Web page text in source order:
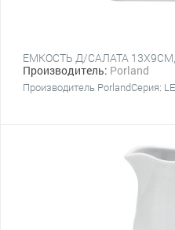
ЕМКОСТЬ Д/САЛАТА
Производитель: Porland
Производитель PorlandСерия: